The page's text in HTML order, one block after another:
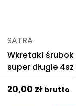
SATRA
Wkrętaki
super długie 4szt.
20,00 zł brutto